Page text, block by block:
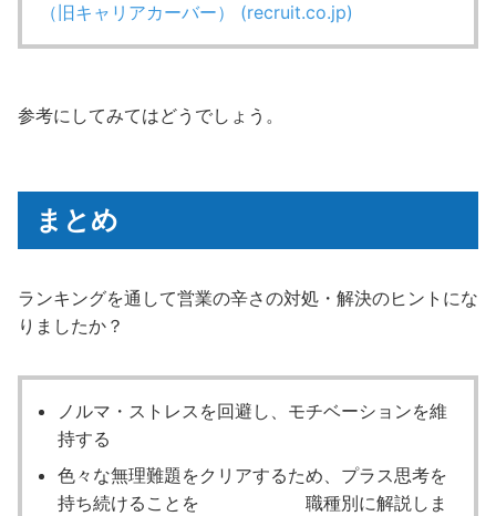
（旧キャリアカーバー） (recruit.co.jp)
参考にしてみてはどうでしょう。
まとめ
ランキングを通して営業の辛さの対処・解決のヒントにな
りましたか？
ノルマ・ストレスを回避し、モチベーションを維
持する
色々な無理難題をクリアするため、プラス思考を
持ち続けることを 職種別に解説しま